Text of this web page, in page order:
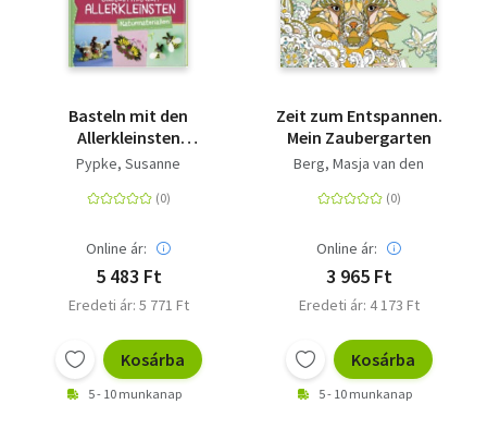
Basteln mit den
Allerkleinsten
Naturmaterialien -
Kreativminis ab 2
Pypke, Susanne
Online ár:
5 483 Ft
Eredeti ár: 5 771 Ft
Kosárba
5 - 10 munkanap
Zeit zum Entspannen.
Mein Zaubergarten
Berg, Masja van den
Online ár:
3 965 Ft
Eredeti ár: 4 173 Ft
Kosárba
5 - 10 munkanap